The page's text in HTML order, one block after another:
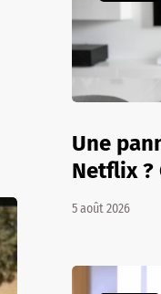
Une
Netflix
5 août 2026